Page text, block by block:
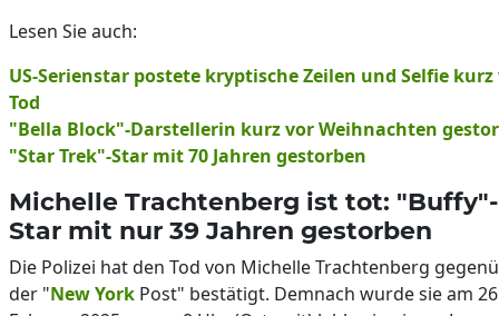
Lesen Sie auch:
US-Serienstar postete kryptische Zeilen und Selfie kurz
Tod
"Bella Block"-Darstellerin kurz vor Weihnachten
"Star Trek"-Star mit 70 Jahren gestorben
Michelle Trachtenberg ist tot: "Buffy"-
Star mit nur 39 Jahren gestorben
Die Polizei hat den Tod von Michelle Trachtenberg
der "New York Post" bestätigt. Demnach wurde sie am